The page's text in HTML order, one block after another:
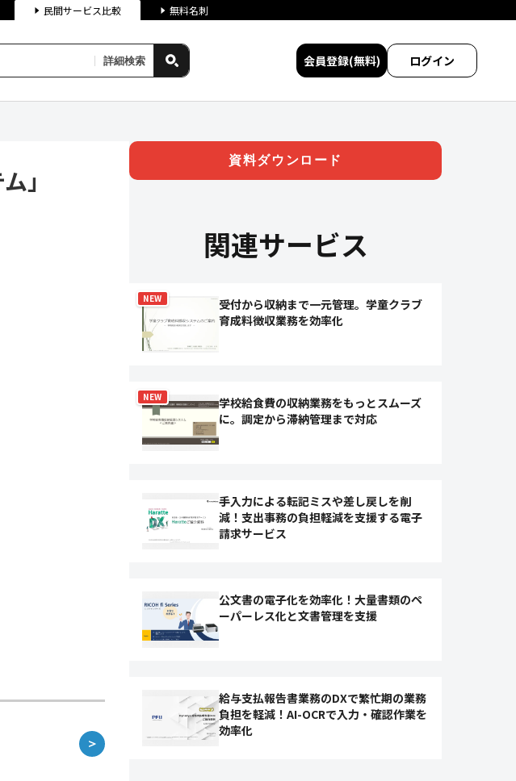
民間サービス比較 無料名刺
詳細検索 会員登録(無料) ログイン
」
＞
資料ダウンロード
関連サービス
NEW
受付から収納まで一元管理。学童クラブ
育成料徴収業務を効率化
NEW
学校給食費の収納業務をもっとスムーズ
に。調定から滞納管理まで対応
手入力による転記ミスや差し戻しを削
減！支出事務の負担軽減を支援する電子
請求サービス
公文書の電子化を効率化！大量書類のペ
ーパーレス化と文書管理を支援
給与支払報告書業務のDXで繁忙期の業務
負担を軽減！AI-OCRで入力・確認作業を
効率化